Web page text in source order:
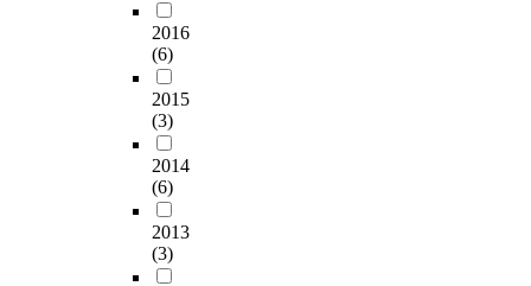
2016
(6)
2015
(3)
2014
(6)
2013
(3)